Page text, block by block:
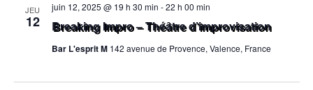
JEU
12 Breaking Impro – Théâtre d’improvisation
juin 12, 2025 @ 19 h 30 min -22 h 00 min
Bar L'esprit M 142 avenue de Provence, Valence, France